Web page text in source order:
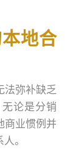
地合
法弥补缺乏
论是分销
商业惯例并
。